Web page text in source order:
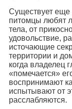
Существует еще
питомцы любят
тела, от
удовольствие,
источающие
территории и
когда владелец
«помечается»
воспринимают
испытывают от
расслабляются.